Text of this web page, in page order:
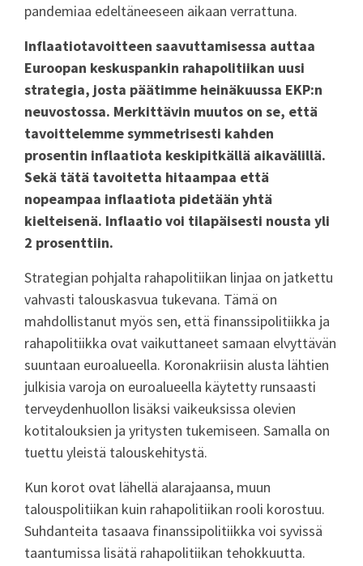
pandemiaa edeltäneeseen aikaan verrattuna.
Inflaatiotavoitteen saavuttamisessa auttaa
Euroopan keskuspankin rahapolitiikan uusi
strategia, josta päätimme heinäkuussa EKP:n
neuvostossa. Merkittävin muutos on se, että
tavoittelemme symmetrisesti kahden
prosentin inflaatiota keskipitkällä aikavälillä.
Sekä tätä tavoitetta hitaampaa että
nopeampaa inflaatiota pidetään yhtä
kielteisenä. Inflaatio voi tilapäisesti nousta yli
2 prosenttiin.
Strategian pohjalta rahapolitiikan linjaa on jatkettu
vahvasti talouskasvua tukevana. Tämä on
mahdollistanut myös sen, että finanssipolitiikka ja
rahapolitiikka ovat vaikuttaneet samaan elvyttävän
suuntaan euroalueella. Koronakriisin alusta lähtien
julkisia varoja on euroalueella käytetty runsaasti
terveydenhuollon lisäksi vaikeuksissa olevien
kotitalouksien ja yritysten tukemiseen. Samalla on
tuettu yleistä talouskehitystä.
Kun korot ovat lähellä alarajaansa, muun
talouspolitiikan kuin rahapolitiikan rooli korostuu.
Suhdanteita tasaava finanssipolitiikka voi syvissä
taantumissa lisätä rahapolitiikan tehokkuutta.